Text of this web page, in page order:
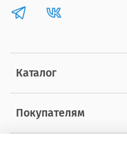
Каталог
Покупателям